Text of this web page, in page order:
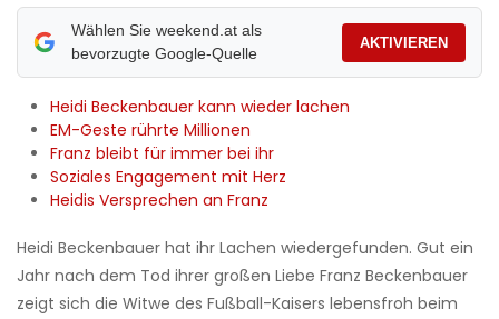
Wählen Sie weekend.at als
bevorzugte Google-Quelle
AKTIVIEREN
Heidi Beckenbauer kann wieder lachen
EM-Geste rührte Millionen
Franz bleibt für immer bei ihr
Soziales Engagement mit Herz
Heidis Versprechen an Franz
Heidi Beckenbauer hat ihr Lachen wiedergefunden. Gut ein
Jahr nach dem Tod ihrer großen Liebe Franz Beckenbauer
zeigt sich die Witwe des Fußball-Kaisers lebensfroh beim